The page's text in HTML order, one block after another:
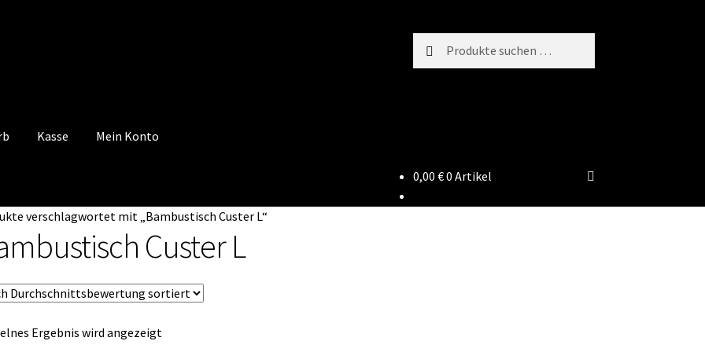
nach:
Kasse Mein Konto
0,00 €0 Artikel
verschlagwortet mit „Bambustisch Custer L“
Custer L
Ergebnis wird angezeigt